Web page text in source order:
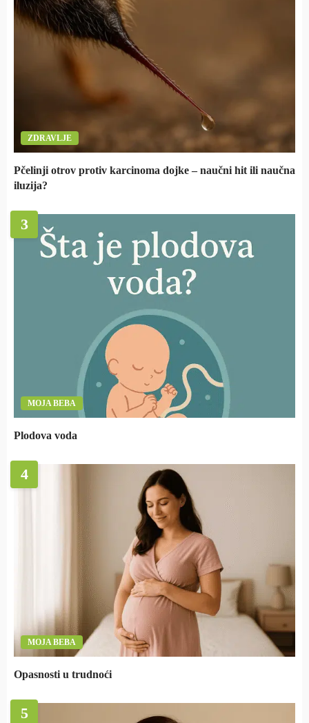
ZDRAVLJE
Pčelinji otrov protiv karcinoma dojke – naučni hit ili naučna
iluzija?
3
MOJA BEBA
Plodova voda
4
MOJA BEBA
Opasnosti u trudnoći
5